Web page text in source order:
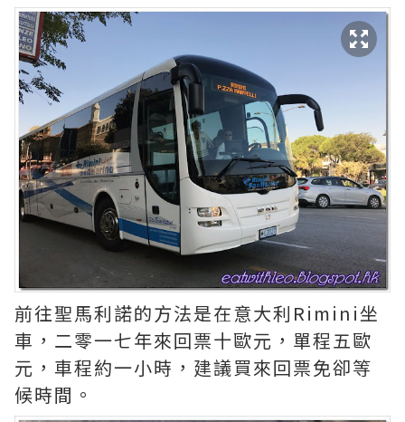
前往聖馬利諾的方法是在意大利Rimini坐
車，二零一七年來回票十歐元，單程五歐
元，車程約一小時，建議買來回票免卻等
候時間。